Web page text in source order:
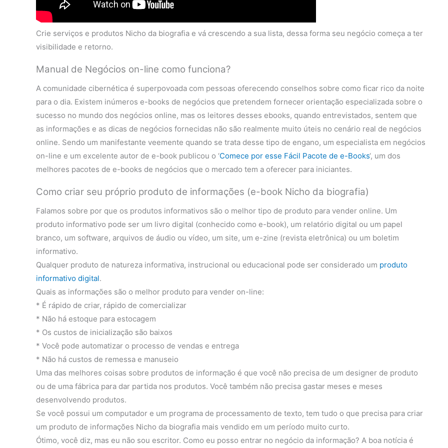
Crie serviços e produtos Nicho da biografia e vá crescendo a sua lista, dessa forma seu negócio começa a ter
visibilidade e retorno.
Manual de Negócios on-line como funciona?
A comunidade cibernética é superpovoada com pessoas oferecendo conselhos sobre como ficar rico da noite
para o dia. Existem inúmeros e-books de negócios que pretendem fornecer orientação especializada sobre o
sucesso no mundo dos negócios online, mas os leitores desses ebooks, quando entrevistados, sentem que
as informações e as dicas de negócios fornecidas não são realmente muito úteis no cenário real de negócios
online. Sendo um manifestante veemente quando se trata desse tipo de engano, um especialista em negócios
on-line e um excelente autor de e-book publicou o ‘Comece por esse Fácil Pacote de e-Books‘, um dos
melhores pacotes de e-books de negócios que o mercado tem a oferecer para iniciantes.
Como criar seu próprio produto de informações (e-book Nicho da biografia)
Falamos sobre por que os produtos informativos são o melhor tipo de produto para vender online. Um
produto informativo pode ser um livro digital (conhecido como e-book), um relatório digital ou um papel
branco, um software, arquivos de áudio ou vídeo, um site, um e-zine (revista eletrônica) ou um boletim
informativo.
Qualquer produto de natureza informativa, instrucional ou educacional pode ser considerado um produto
informativo digital.
Quais as informações são o melhor produto para vender on-line:
* É rápido de criar, rápido de comercializar
* Não há estoque para estocagem
* Os custos de inicialização são baixos
* Você pode automatizar o processo de vendas e entrega
* Não há custos de remessa e manuseio
Uma das melhores coisas sobre produtos de informação é que você não precisa de um designer de produto
ou de uma fábrica para dar partida nos produtos. Você também não precisa gastar meses e meses
desenvolvendo produtos.
Se você possui um computador e um programa de processamento de texto, tem tudo o que precisa para criar
um produto de informações Nicho da biografia mais vendido em um período muito curto.
Ótimo, você diz, mas eu não sou escritor. Como eu posso entrar no negócio da informação? A boa notícia é